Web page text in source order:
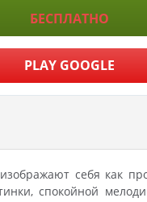
БЕСПЛАТНО
PLAY GOOGLE
себя как
спокойной